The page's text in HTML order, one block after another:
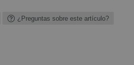
¿Preguntas sobre este artículo?